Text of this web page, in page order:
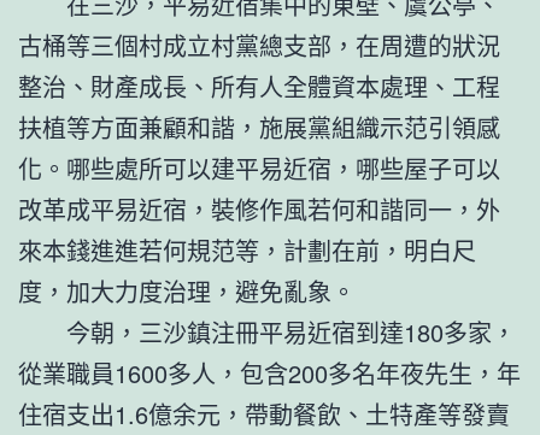
古桶等三個村成立村黨總支部，在周遭的狀況
整治、財產成長、所有人全體資本處理、工程
扶植等方面兼顧和諧，施展黨組織示范引領感
化。哪些處所可以建平易近宿，哪些屋子可以
改革成平易近宿，裝修作風若何和諧同一，外
來本錢進進若何規范等，計劃在前，明白尺
度，加大力度治理，避免亂象。
今朝，三沙鎮注冊平易近宿到達180多家，
從業職員1600多人，包含200多名年夜先生，年
住宿支出1.6億余元，帶動餐飲、土特產等發賣